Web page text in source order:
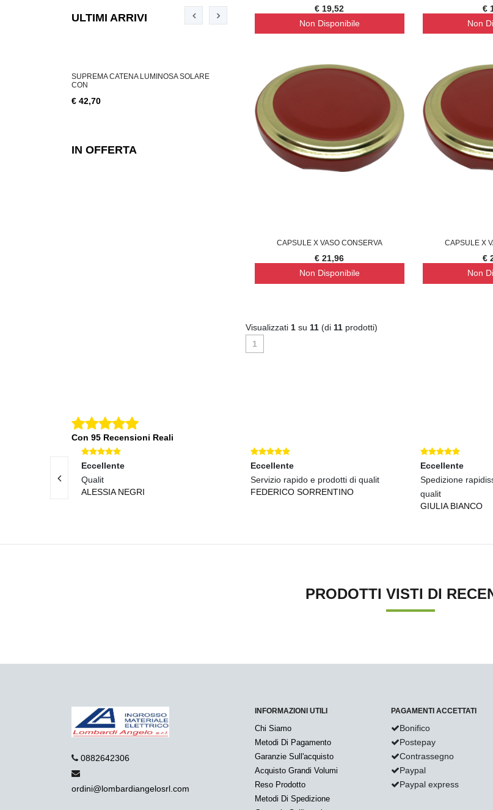
ULTIMI ARRIVI
SUPREMA CATENA LUMINOSA SOLARE
CON
€ 42,70
SUPREMA CATENA LUMINOSA SOLARE, 10 SUPREMA CATENA
€ 23,46
IN OFFERTA
€ 19,52
Non Disponibile
€
Non
CAPSULE X VASO CONSERVA
€ 21,96
Non Disponibile
CAPSULE X
€
Non
Visualizzati 1 su 11 (di 11 prodotti)
1
Con 95 Recensioni Reali
Eccellente
Qualit
ALESSIA NEGRI
Eccellente
Servizio rapido e prodotti di qualit
FEDERICO SORRENTINO
Eccellente
Spedizione
qualit
GIULIA BIANCO
PRODOTTI VISTI DI
0882642306
ordini@lombardiangelosrl.com
INFORMAZIONI UTILI
Chi Siamo
Metodi Di Pagamento
Garanzie Sull'acquisto
Acquisto Grandi Volumi
Reso Prodotto
Metodi Di Spedizione
PAGAMENTI ACCETTATI
Bonifico
Postepay
Contrassegno
Paypal
Paypal express